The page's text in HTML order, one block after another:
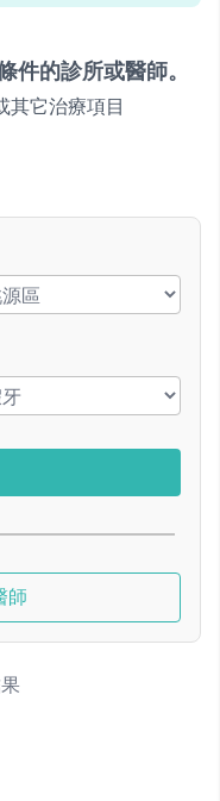
件的診所或醫師。
其它治療項目
師